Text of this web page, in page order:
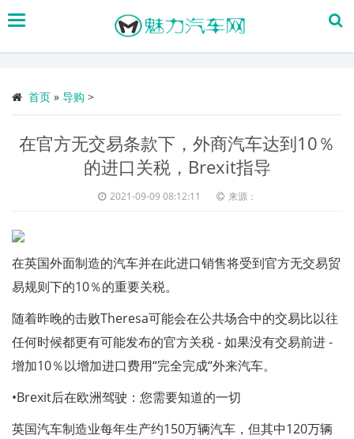
搜
首页 » 导购 >
在官方无交易条款下，外商汽车达到10％
的进口关税，Brexit指导
2021-09-09 08:12:11 来源：
在英国外面制造的汽车并在此进口销售将受到官方无交易贸
易规则下的10％的重要关税。
随着昨晚的击败Theresa可能会在公共场合中的交易比以往
任何时候都更有可能发布的官方关税 - 如果没有交易前进 -
增加10％以增加进口费用“完全完成“外来汽车。
•Brexit后在欧洲驾驶：您需要知道的一切
英国汽车制造业每年生产约150万辆汽车，但其中120万辆